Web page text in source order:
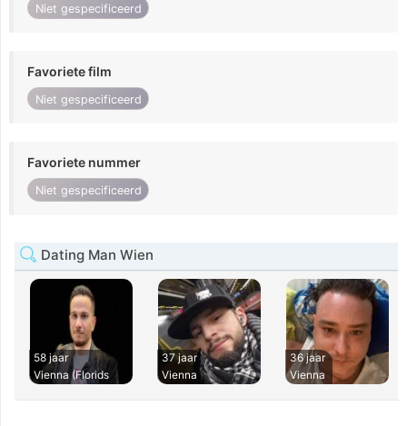
Niet gespecificeerd
Favoriete film
Niet gespecificeerd
Favoriete nummer
Niet gespecificeerd
Dating Man Wien
58 jaar
Vienna (Florids
37 jaar
Vienna
36 jaar
Vienna